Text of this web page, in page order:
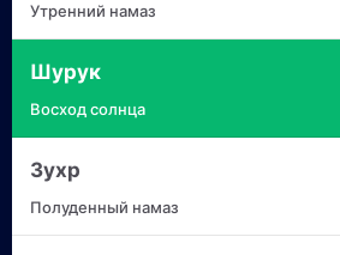
Утренний намаз
Шурук
Восход солнца
Зухр
Полуденный намаз